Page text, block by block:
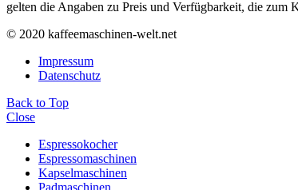
gelten die Angaben zu Preis und Verfügbarkeit, die zum
© 2020 kaffeemaschinen-welt.net
Impressum
Datenschutz
Back to Top
Close
Espressokocher
Espressomaschinen
Kapselmaschinen
Padmaschinen